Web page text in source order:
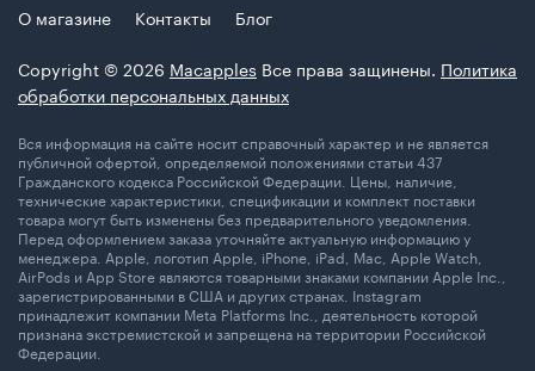
О магазине
Контакты
Блог
Copyright © 2026 Macapples Все права защинены. Политика
обработки персональных данных
Вся информация на сайте носит справочный характер и не является
публичной офертой, определяемой положениями статьи 437
Гражданского кодекса Российской Федерации. Цены, наличие,
технические характеристики, спецификации и комплект поставки
товара могут быть изменены без предварительного уведомления.
Перед оформлением заказа уточняйте актуальную информацию у
менеджера. Apple, логотип Apple, iPhone, iPad, Mac, Apple Watch,
AirPods и App Store являются товарными знаками компании Apple Inc.,
зарегистрированными в США и других странах. Instagram
принадлежит компании Meta Platforms Inc., деятельность которой
признана экстремистской и запрещена на территории Российской
Федерации.